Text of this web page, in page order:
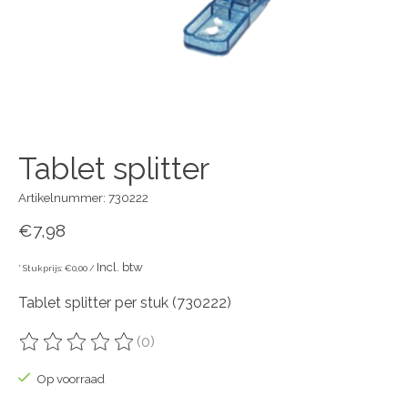
Tablet splitter
Artikelnummer: 730222
€7,98
* Stukprijs: €0,00 / Incl. btw
Tablet splitter per stuk (730222)
De beoordeling van dit product is
(0)
Op voorraad